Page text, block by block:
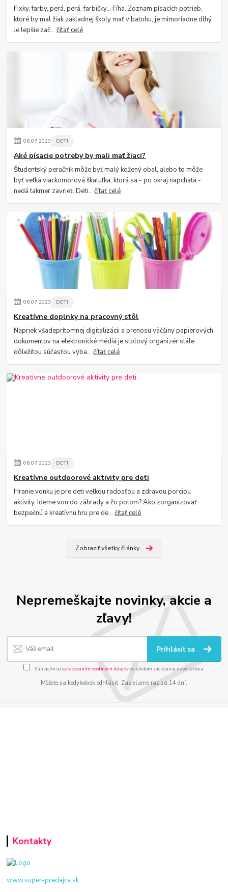
Fixky, farby, perá, perá, farbičky... Fíha. Zoznam písacích potrieb,
ktoré by mal žiak základnej školy mať v batohu, je mimoriadne dlhý.
Je lepšie zač...čítať celé
06.07.2023 DETI
Aké písacie potreby by mali mať žiaci?
Študentský peračník môže byť malý kožený obal, alebo to môže
byť veľká viackomorová škatuľka, ktorá sa - po okraj napchatá -
nedá takmer zavrieť. Deti...čítať celé
06.07.2023 DETI
Kreatívne doplnky na pracovný stôl
Napriek všadeprítomnej digitalizácii a prenosu väčšiny papierových
dokumentov na elektronické médiá je stolový organizér stále
dôležitou súčasťou výba...čítať celé
06.07.2023 DETI
Kreatívne outdoorové aktivity pre deti
Hranie vonku je pre deti veľkou radosťou a zdravou porciou
aktivity. Ideme von do záhrady a čo potom? Ako zorganizovať
bezpečnú a kreatívnu hru pre de...čítať celé
Zobraziť všetky články
Nepremeškajte novinky, akcie a
zľavy!
Prihlásiť sa
Súhlasím sospracovaním osobných údajov za účelom zasielania newslettera.
Môžete sa kedykoľvek odhlásiť. Zasielame raz za 14 dní.
Kontakty
www.super-predajca.sk